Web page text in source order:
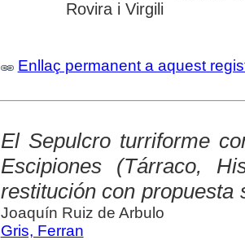
Rovira i Virgili
Enllaç permanent a aquest
El Sepulcro turriforme
Escipiones (Tárraco,
restitución con propuesta
Joaquín Ruiz de Arbulo
Gris, Ferran